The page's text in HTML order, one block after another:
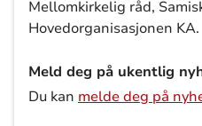
Mellomkirkelig råd,
Hovedorganisasjonen KA.
Meld deg på ukentlig
Du kan melde deg på